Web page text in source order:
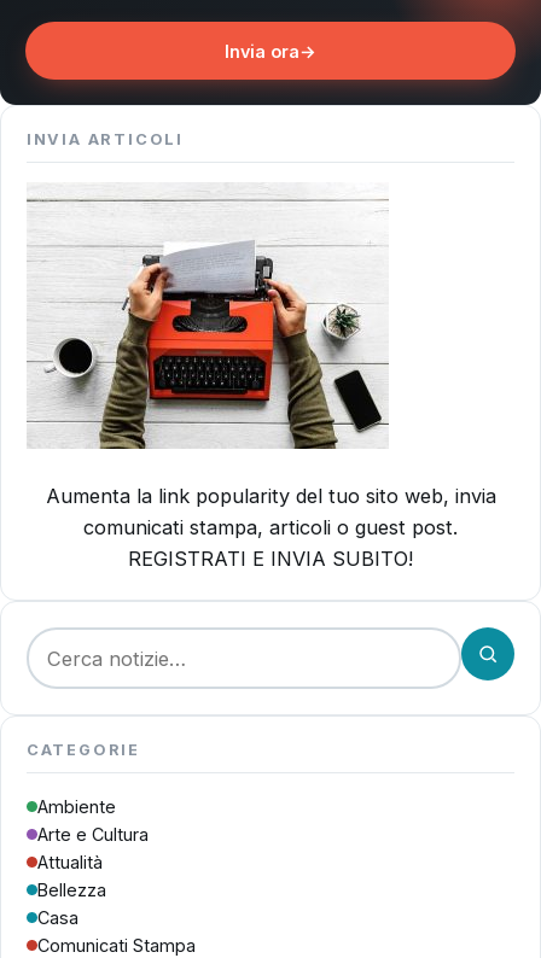
Invia ora→
INVIA ARTICOLI
Aumenta la link popularity del tuo sito web, invia
comunicati stampa, articoli o guest post.
REGISTRATI E INVIA SUBITO!
Cerca:
CATEGORIE
Ambiente
Arte e Cultura
Attualità
Bellezza
Casa
Comunicati Stampa